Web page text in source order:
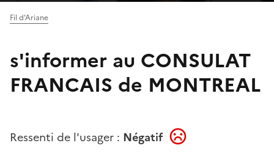
Fil d'Ariane
s'informer au CONSULAT
FRANCAIS de MONTREAL
Ressenti de l'usager : Négatif